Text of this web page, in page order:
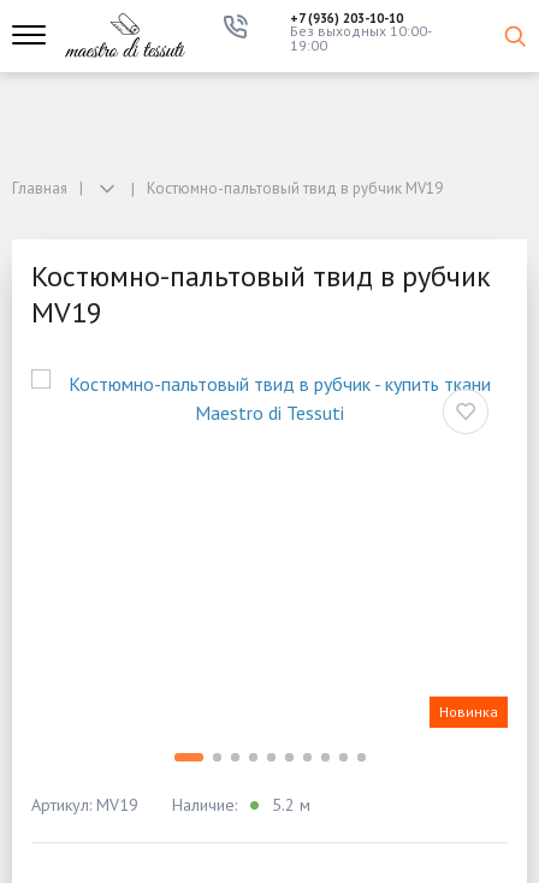
+7 (936) 203-10-10
Без выходных 10:00-
19:00
Главная Костюмно-пальтовый твид в рубчик MV19
Костюмно-пальтовый твид в рубчик
MV19
Новинка
Артикул: MV19 Наличие: 5.2 м